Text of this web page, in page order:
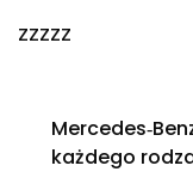
zzzzz
każdego